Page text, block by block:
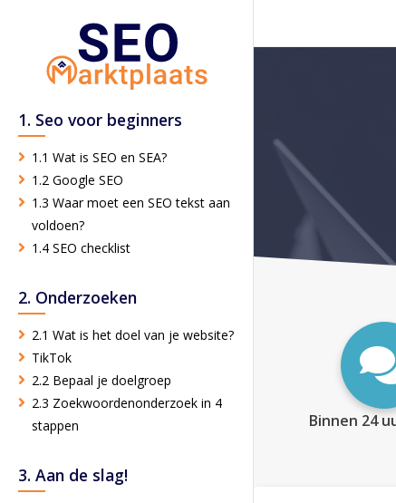
1. Seo voor beginners
1.1 Wat is SEO en SEA?
1.2 Google SEO
1.3 Waar moet een SEO tekst aan
voldoen?
1.4 SEO checklist
2. Onderzoeken
2.1 Wat is het doel van je website?
TikTok
2.2 Bepaal je doelgroep
2.3 Zoekwoordenonderzoek in 4
stappen
3. Aan de slag!
Binnen 24